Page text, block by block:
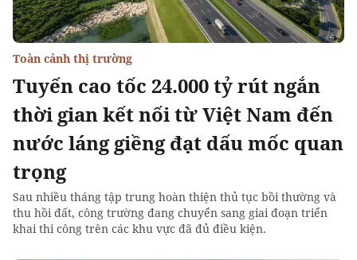
Tuyến cao tốc 24.000 tỷ rút ngắn
thời gian kết nối từ Việt Nam đến
nước láng giềng đạt dấu mốc quan
trọng
Toàn cảnh thị trường
Sau nhiều tháng tập trung hoàn thiện thủ tục bồi thường và
thu hồi đất, công trường đang chuyển sang giai đoạn triển
khai thi công trên các khu vực đã đủ điều kiện.